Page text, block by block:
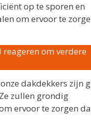
op te sporen en
om ervoor te
reageren om verdere
dakdekkers zijn
zullen grondig
ervoor te zorgen